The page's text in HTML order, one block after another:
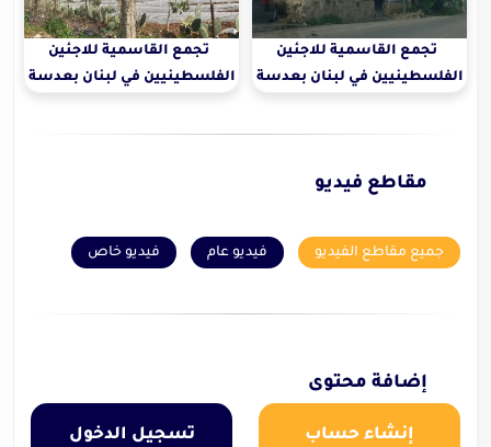
تجمع القاسمية للاجئين
الفلسطينيين في لبنان بعدسة
تجمع القاسمية للاجئين
الفلسطينيين في لبنان بعدسة
مقاطع فيديو
جميع مقاطع الفيديو فيديو عام فيديو خاص
إضافة محتوى
إنشاء حساب تسجيل الدخول